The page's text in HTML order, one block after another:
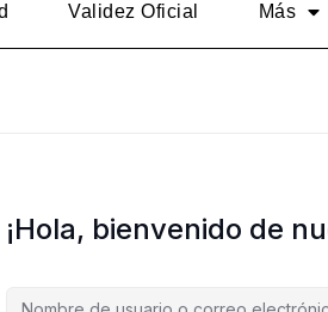
Validez Oficial Más
¡Hola, bienvenido de